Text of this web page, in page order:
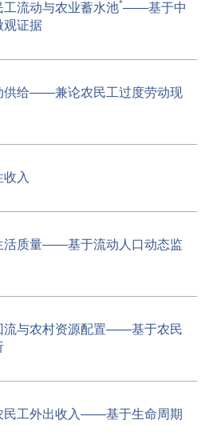
流动与农业蓄水池*——基于中
观证据
供给——兼论农民工过度劳动现
入
活质量——基于流动人口动态监
流与农村资源配置——基于农民
民工外出收入——基于生命周期